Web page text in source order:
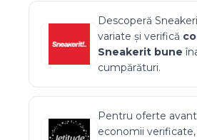
Descoperă
variate și verifică
Sneakerit bune
cumpărături.
Pentru oferte
economii